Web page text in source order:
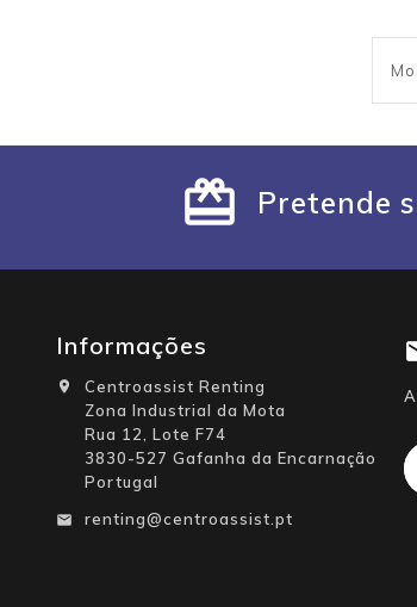
Pretende
Informações

Centroassist Renting
Zona Industrial da Mota
Rua 12, Lote F74
3830-527 Gafanha da Encarnação
Portugal
 renting@centroassist.pt